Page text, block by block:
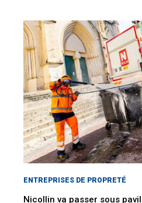
ENTREPRISES DE PROPRETÉ
Nicollin va passer sous